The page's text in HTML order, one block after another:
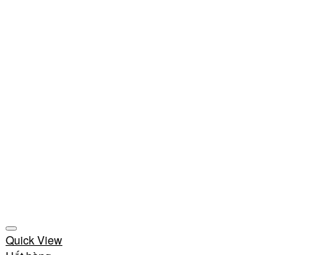
Quick View